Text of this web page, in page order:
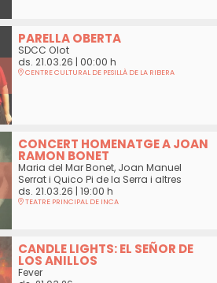
PARELLA OBERTA
SDCC Olot
ds. 21.03.26 | 00:00 h
CENTRE CULTURAL DE PESILLÀ DE LA RIBERA
CONCERT HOMENATGE A JOAN
RAMON BONET
Maria del Mar Bonet, Joan Manuel
Serrat i Quico Pi de la Serra i altres
ds. 21.03.26 | 19:00 h
TEATRE PRINCIPAL DE INCA
CANDLE LIGHTS: EL SEÑOR DE
LOS ANILLOS
Fever